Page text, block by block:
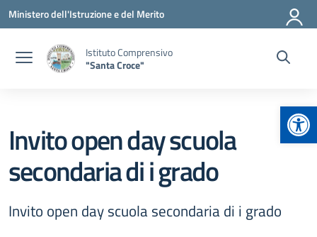
Vai ai contenuti
Vai al menu di navigazione
Vai al footer
Ministero dell'Istruzione e del Merito
Istituto Comprensivo
"Santa Croce"
Invito open day scuola
secondaria di i grado
Invito open day scuola secondaria di i grado